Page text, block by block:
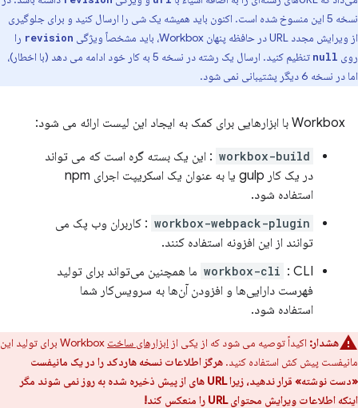
نسخه 5 این منسوخ شده است. اکنون باید همیشه یک شی را ارسال کنید و برای جلوگیری
از ویرایش مجدد URL در حافظه پنهان Workbox، باید مشخصاً ویژگی
revision را
روی null
تنظیم کنید. ارسال یک رشته در نسخه 5 به کار خود ادامه می دهد (با اخطار)،
اما در نسخه 6 دیگر پشتیبانی نمی شود.
Workbox با ابزارهایی برای کمک به ایجاد این لیست ارائه می شود:
workbox-build : این یک بسته گره است که می تواند
در یک کار gulp یا به عنوان یک اسکریپت اجرای npm
استفاده شود.
workbox-webpack-plugin : کاربران وب پک می
توانند از این افزونه استفاده کنند.
workbox-cli : CLI ما همچنین می‌تواند برای تولید
فهرست دارایی‌ها و افزودن آن‌ها به سرویس‌کار شما
استفاده شود.
هشدار: اکیداً توصیه می شود که از یکی از ابزارهای ساخت
Workbox برای تولید این
مانیفست پیش کش استفاده کنید. هرگز اطلاعات نسخه هاردکد را در یک مانیفست
«دست نوشته» قرار ندهید، زیرا URL های از پیش ذخیره شده به روز نمی شوند مگر
اینکه اطلاعات ویرایش محتوای URL را منعکس کند!